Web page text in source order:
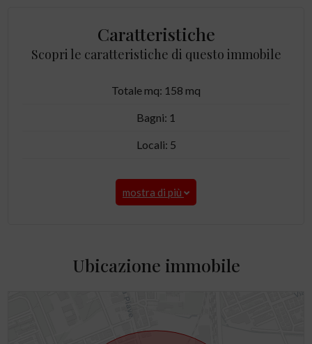
Caratteristiche
Scopri le caratteristiche di questo immobile
Totale mq: 158 mq
Bagni: 1
Locali: 5
mostra di più
Ubicazione immobile